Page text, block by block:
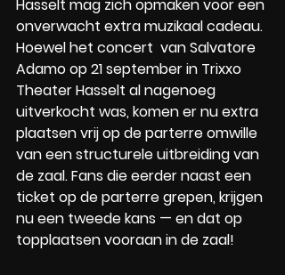
Hasselt mag zich opmaken voor een
onverwacht extra muzikaal cadeau.
Hoewel het concert  van Salvatore
Adamo op 21 september in Trixxo
Theater Hasselt al nagenoeg
uitverkocht was, komen er nu extra
plaatsen vrij op de parterre omwille
van een structurele uitbreiding van
de zaal. Fans die eerder naast een
ticket op de parterre grepen, krijgen
nu een tweede kans — en dat op
topplaatsen vooraan in de zaal!